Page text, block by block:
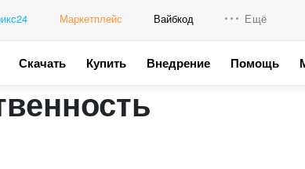
Маркетплейс Вайбкод Ещё
Скачать Купить Внедрение Помощь